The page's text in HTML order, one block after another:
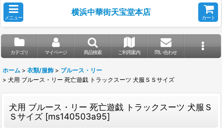
メニュー
横浜中華街天宝堂本店
カート
カテゴリ マイページ 商品検索 ご利用案内 問い合わせ
ホーム > 衣類/服飾 > ブルース・リー
> 犬用 ブルース・リー 死亡遊戯 トラックスーツ 犬服ＳＳサイズ
犬用 ブルース・リー 死亡遊戯 トラックスーツ 犬服Ｓ
Ｓサイズ [ms140503a95]